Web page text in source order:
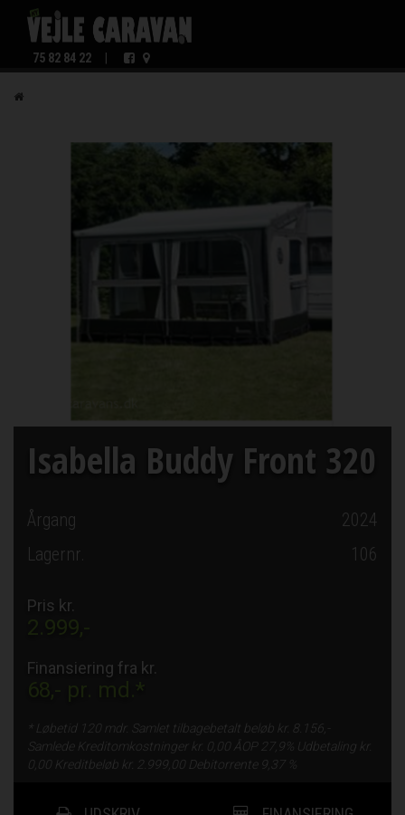
75 82 84 22
Isabella Buddy Front 320
Årgang
2024
Lagernr.
106
Pris kr.
2.999,-
Finansiering fra kr.
68,- pr. md.*
* Løbetid 120 mdr. Samlet tilbagebetalt beløb kr.
8.156,-
Samlede Kreditomkostninger kr.
0,00 ÅOP 27,9%
Udbetaling kr.
0,00 Kreditbeløb kr. 2.999,00 Debitorrente 9,37 %